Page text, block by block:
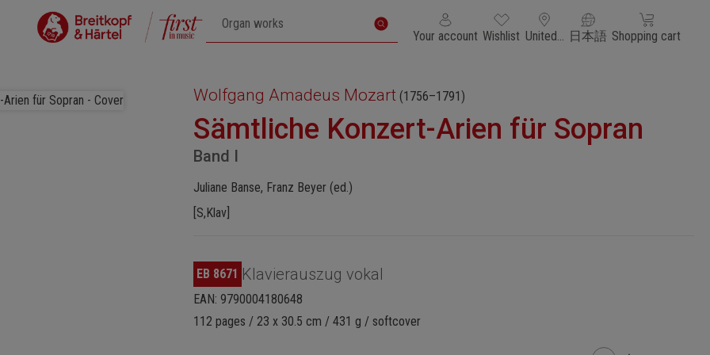
Your account You have 0 wishlist items
Wishlist United States of America
日本語 Shopping cart
Shopping cart
Wolfgang Amadeus Mozart (1756–1791)
Sämtliche Konzert-Arien für Sopran
Band I
Juliane Banse, Franz Beyer (ed.)
[S,Klav]
EB 8671 Klavierauszug vokal
EAN: 9790004180648
112 pages / 23 x 30.5 cm / 431 g / softcover